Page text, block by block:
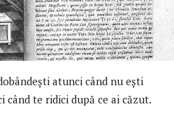
atunci când nu eşti
când te ridici după ce ai căzut.